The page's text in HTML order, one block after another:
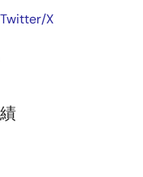
Twitter/X